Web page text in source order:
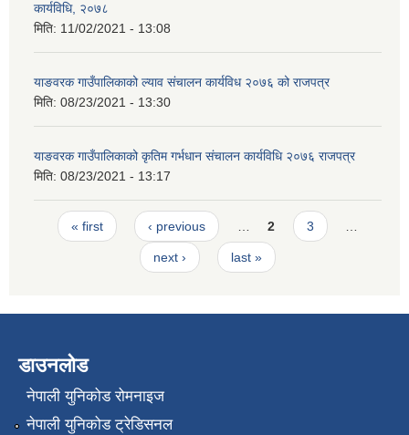
कार्यविधि, २०७८
मिति: 11/02/2021 - 13:08
याङवरक गाउँपालिकाको ल्याव संचालन कार्यविध २०७६ को राजपत्र
मिति: 08/23/2021 - 13:30
याङवरक गाउँपालिकाको कृतिम गर्भधान संचालन कार्यविधि २०७६ राजपत्र
मिति: 08/23/2021 - 13:17
Pages
« first ‹ previous 2 3
next › last »
डाउनलोड
नेपाली युनिकोड रोमनाइज
नेपाली युनिकोड ट्रेडिसनल